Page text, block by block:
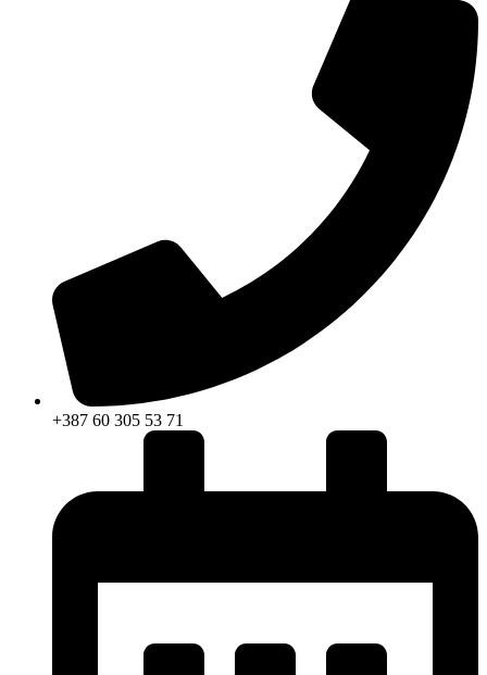
+387 60 305 53 71